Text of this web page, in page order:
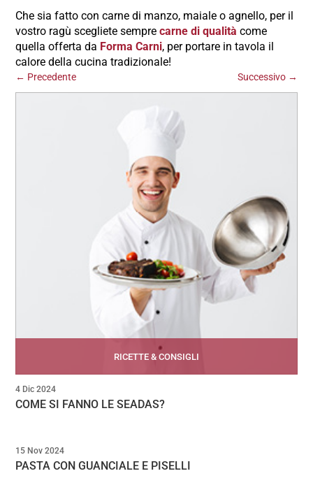
Che sia fatto con carne di manzo, maiale o agnello, per il
vostro ragù scegliete semprecarne di qualità come
quella offerta da Forma Carni, per portare in tavola il
calore della cucina tradizionale!
← Precedente Successivo→
RICETTE & CONSIGLI
COME SI FANNO LE SEADAS?
4 Dic 2024
PASTA CON GUANCIALE E PISELLI
15 Nov 2024